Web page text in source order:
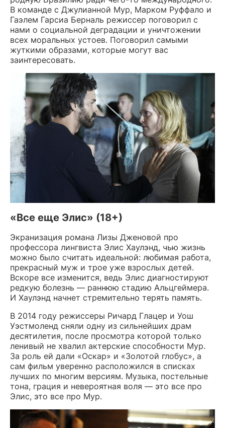
В команде с Джулианной Мур, Марком Руффало и
Гаэлем Гарсиа Берналь режиссер поговорил с
нами о социальной деградации и уничтожении
всех моральных устоев. Поговорил самыми
жуткими образами, которые могут вас
заинтересовать.
«Все еще Элис» (18+)
Экранизация романа Лизы Дженовой про
профессора лингвиста Элис Хаулэнд, чью жизнь
можно было считать идеальной: любимая работа,
прекрасный муж и трое уже взрослых детей.
Вскоре все изменится, ведь Элис диагностируют
редкую болезнь — раннюю стадию Альцгеймера.
И Хаулэнд начнет стремительно терять память.
В 2014 году режиссеры Ричард Глацер и Уош
Уэстмоленд сняли одну из сильнейших драм
десятилетия, после просмотра которой только
ленивый не хвалил актерские способности Мур.
За роль ей дали «Оскар» и «Золотой глобус», а
сам фильм уверенно расположился в списках
лучших по многим версиям. Музыка, постельные
тона, грация и невероятная воля — это все про
Элис, это все про Мур.